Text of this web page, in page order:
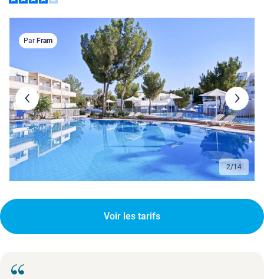
3/14
Par Fram
Voir les tarifs